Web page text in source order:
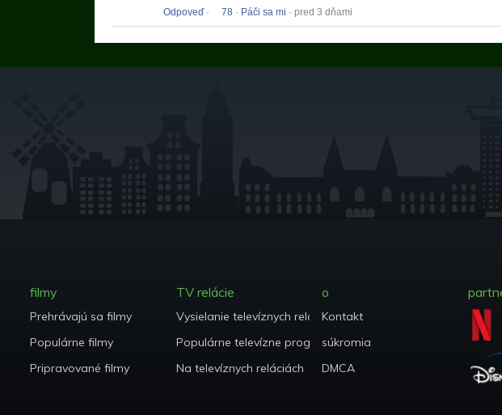
Odpoveď· 78 · Páči sa mi · pred 3 dňami
filmy
Prehrávajú sa filmy
Populárne filmy
Pripravované filmy
TV relácie
Vysielanie televíznych relácií
Populárne televízne programy
Na televíznych reláciách
o
Kontakt
súkromia
DMCA